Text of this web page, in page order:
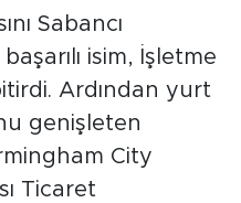
Sabancı
isim, İşletme
Ardından yurt
genişleten
City
Ticaret